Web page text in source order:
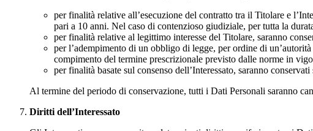
per finalità relative all’esecuzione del contratto tra il Titolare e
pari a 10 anni. Nel caso di contenzioso giudiziale, per tutta la
per finalità relative al legittimo interesse del Titolare, saranno
per l’adempimento di un obbligo di legge, per ordine di
compimento del termine prescrizionale previsto dalle norme in
per finalità basate sul consenso dell’Interessato, saranno
Al termine del periodo di conservazione, tutti i Dati Personali saranno
Diritti dell’Interessato